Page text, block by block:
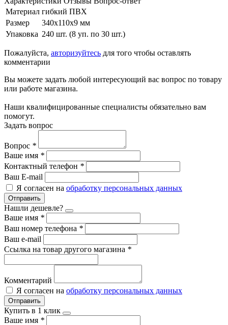
Материал гибкий ПВХ
Размер
340х110х9 мм
Упаковка 240 шт. (8 уп. по 30 шт.)
Пожалуйста, авторизуйтесь для того чтобы оставлять
комментарии
Вы можете задать любой интересующий вас вопрос по товару
или работе магазина.
Наши квалифицированные специалисты обязательно вам
помогут.
Задать вопрос
Вопрос *
Ваше имя *
Контактный телефон *
Ваш E-mail
Я согласен на обработку персональных данных
Отправить
Нашли дешевле?
Ваше имя *
Ваш номер телефона *
Ваш e-mail
Ссылка на товар другого магазина *
Комментарий
Я согласен на обработку персональных данных
Отправить
Купить в 1 клик
Ваше имя *